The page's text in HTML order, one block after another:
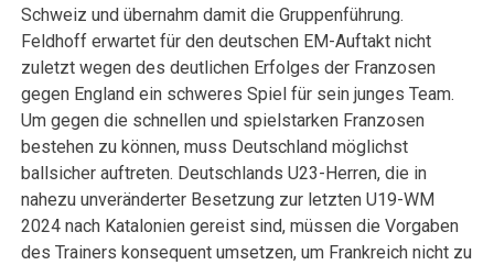
Schweiz und übernahm damit die Gruppenführung.
Feldhoff erwartet für den deutschen EM-Auftakt nicht
zuletzt wegen des deutlichen Erfolges der Franzosen
gegen England ein schweres Spiel für sein junges Team.
Um gegen die schnellen und spielstarken Franzosen
bestehen zu können, muss Deutschland möglichst
ballsicher auftreten. Deutschlands U23-Herren, die in
nahezu unveränderter Besetzung zur letzten U19-WM
2024 nach Katalonien gereist sind, müssen die Vorgaben
des Trainers konsequent umsetzen, um Frankreich nicht zu